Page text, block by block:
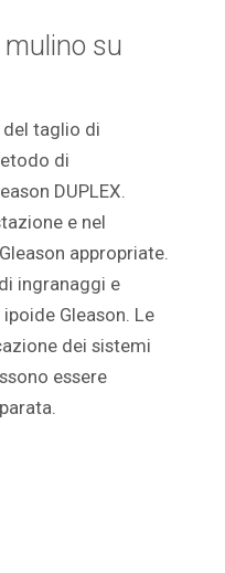
mulino su
taglio di
di
DUPLEX.
e nel
appropriate.
ingranaggi e
Gleason. Le
dei sistemi
essere